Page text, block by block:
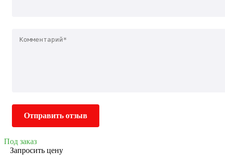
Отправить отзыв
Под заказ
Запросить цену